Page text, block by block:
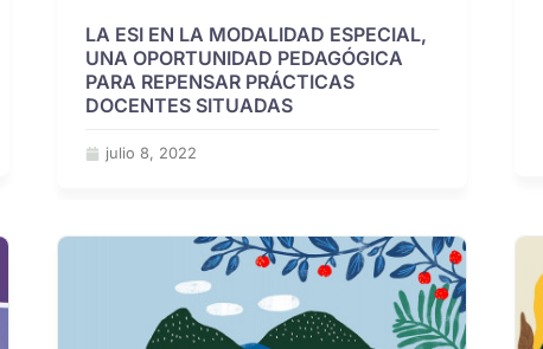
LA ESI EN LA MODALIDAD ESPECIAL,
UNA OPORTUNIDAD PEDAGÓGICA
PARA REPENSAR PRÁCTICAS
DOCENTES SITUADAS
julio 8, 2022